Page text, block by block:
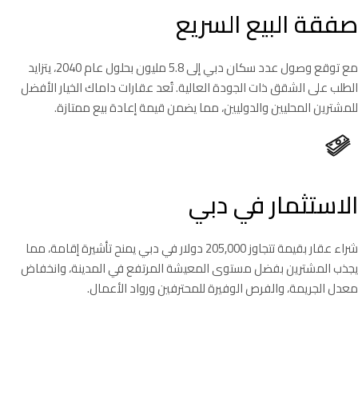
صفقة البيع السريع
مع توقع وصول عدد سكان دبي إلى 5.8 مليون بحلول عام 2040، يتزايد
الطلب على الشقق ذات الجودة العالية. تُعد عقارات داماك الخيار الأفضل
للمشترين المحليين والدوليين، مما يضمن قيمة إعادة بيع ممتازة.
الاستثمار في دبي
شراء عقار بقيمة تتجاوز 205,000 دولار في دبي يمنح تأشيرة إقامة، مما
يجذب المشترين بفضل مستوى المعيشة المرتفع في المدينة، وانخفاض
معدل الجريمة، والفرص الوفيرة للمحترفين ورواد الأعمال.